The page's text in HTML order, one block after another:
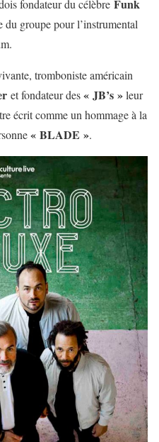
fondateur du célèbre Funk
du groupe pour l’instrumental
tromboniste américain
et fondateur des« JB’s »leur
écrit comme un hommage à la
« BLADE ».